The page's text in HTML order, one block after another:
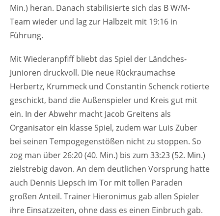
Min.) heran. Danach stabilisierte sich das B W/M-
Team wieder und lag zur Halbzeit mit 19:16 in
Führung.
Mit Wiederanpfiff bliebt das Spiel der Ländches-
Junioren druckvoll. Die neue Rückraumachse
Herbertz, Krummeck und Constantin Schenck rotierte
geschickt, band die Außenspieler und Kreis gut mit
ein. In der Abwehr macht Jacob Greitens als
Organisator ein klasse Spiel, zudem war Luis Zuber
bei seinen Tempogegenstößen nicht zu stoppen. So
zog man über 26:20 (40. Min.) bis zum 33:23 (52. Min.)
zielstrebig davon. An dem deutlichen Vorsprung hatte
auch Dennis Liepsch im Tor mit tollen Paraden
großen Anteil. Trainer Hieronimus gab allen Spieler
ihre Einsatzzeiten, ohne dass es einen Einbruch gab.